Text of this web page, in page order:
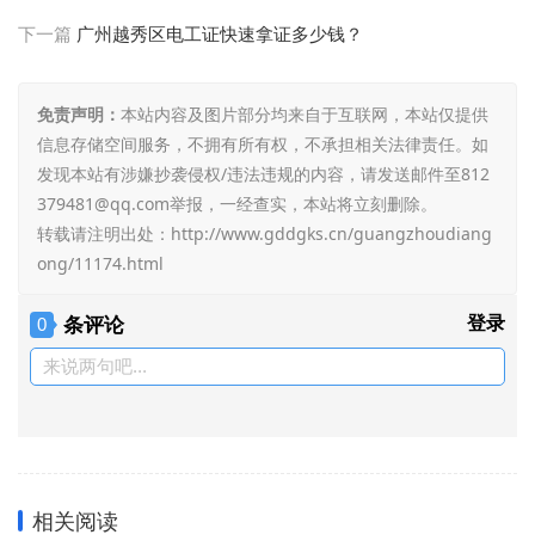
下一篇 广州越秀区电工证快速拿证多少钱？
免责声明： 本站内容及图片部分均来自于互联网，本站仅提供
信息存储空间服务，不拥有所有权，不承担相关法律责任。如
发现本站有涉嫌抄袭侵权/违法违规的内容，请发送邮件至812
379481@qq.com举报，一经查实，本站将立刻删除。
转载请注明出处： http://www.gddgks.cn/guangzhoudiang
ong/11174.html
0 条评论 登录
来说两句吧...
相关阅读